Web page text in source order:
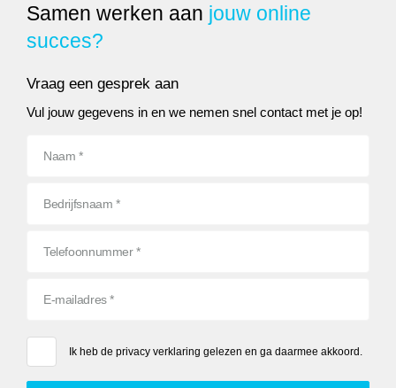
Samen werken aan jouw online
succes?
Vraag een gesprek aan
Vul jouw gegevens in en we nemen snel contact met je op!
Ik heb de privacy verklaring gelezen en ga daarmee akkoord.